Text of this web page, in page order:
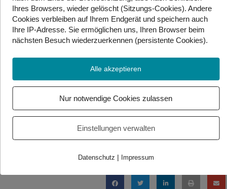
ist, spielt Mel B eine Frau, die von ihrem Partner
wiederholt missbraucht und verletzt wird. Die Sängerin
hatte zuvor bereits von eigenen
Missbrauchserfahrungen berichtet und sich in der
Hilfsorganisation Women’s Aid engagiert, die ebenfalls
an dem Film beteiligt ist.
Quelle: APA/AFP
Foto/Video Credits: APA / Gebärdenwelt.tv
Beitrag teilen
Ihres Browsers, wieder gelöscht (Sitzungs-Cookies). Andere
Cookies verbleiben auf Ihrem Endgerät und speichern auch
Ihre IP-Adresse. Sie ermöglichen uns, Ihren Browser beim
nächsten Besuch wiederzuerkennen (persistente Cookies).
Alle akzeptieren
Nur notwendige Cookies zulassen
Einstellungen verwalten
Datenschutz | Impressum